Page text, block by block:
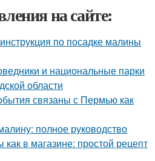
на сайте:
по посадке малины
и национальные парки
области
связаны с Пермью как
полное руководство
в магазине: простой рецепт